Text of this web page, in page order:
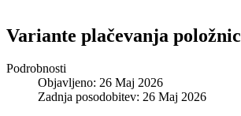
Variante plačevanja položnic
Podrobnosti
Objavljeno: 26 Maj 2026
Zadnja posodobitev: 26 Maj 2026